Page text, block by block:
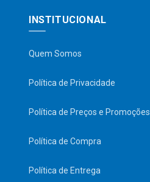
INSTITUCIONAL
Quem Somos
Política de Privacidade
Política de Preços e Promoções
Política de Compra
Política de Entrega